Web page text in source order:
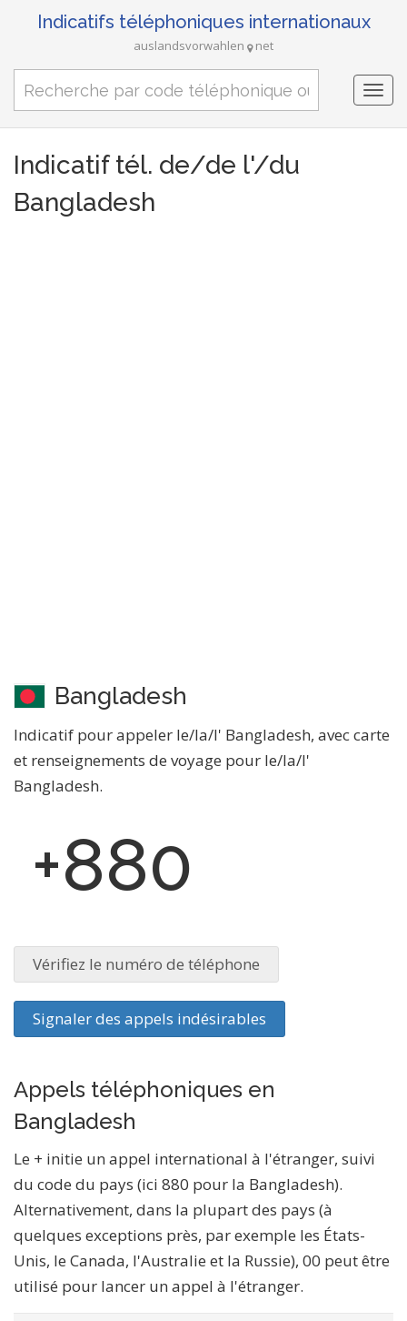
Indicatifs téléphoniques internationaux
auslandsvorwahlen net
Indicatif tél. de/de l'/du
Bangladesh
Bangladesh
Indicatif pour appeler le/la/l' Bangladesh, avec carte
et renseignements de voyage pour le/la/l'
Bangladesh.
+880
Vérifiez le numéro de téléphone
Signaler des appels indésirables
Appels téléphoniques en
Bangladesh
Le + initie un appel international à l'étranger, suivi
du code du pays (ici 880 pour la Bangladesh).
Alternativement, dans la plupart des pays (à
quelques exceptions près, par exemple les États-
Unis, le Canada, l'Australie et la Russie), 00 peut être
utilisé pour lancer un appel à l'étranger.